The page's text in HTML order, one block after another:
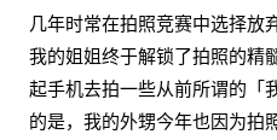
几年时常在拍照竞赛中选择放
我的姐姐终于解锁了拍照的精
起手机去拍一些从前所谓的「
的是，我的外甥今年也因为拍